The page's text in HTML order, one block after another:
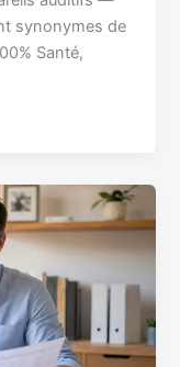
synonymes de
Santé,